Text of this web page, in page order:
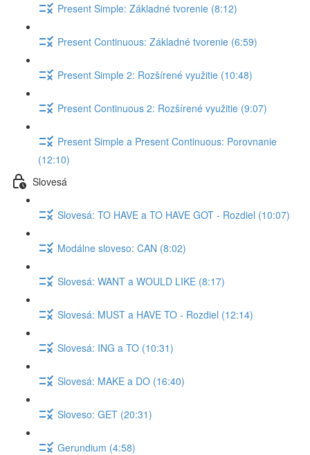
Present Simple: Základné tvorenie (8:12)
Present Continuous: Základné tvorenie (6:59)
Present Simple 2: Rozšírené využitie (10:48)
Present Continuous 2: Rozšírené využitie (9:07)
Present Simple a Present Continuous: Porovnanie
(12:10)
Slovesá
Slovesá: TO HAVE a TO HAVE GOT - Rozdiel (10:07)
Modálne sloveso: CAN (8:02)
Slovesá: WANT a WOULD LIKE (8:17)
Slovesá: MUST a HAVE TO - Rozdiel (12:14)
Slovesá: ING a TO (10:31)
Slovesá: MAKE a DO (16:40)
Sloveso: GET (20:31)
Gerundium (4:58)